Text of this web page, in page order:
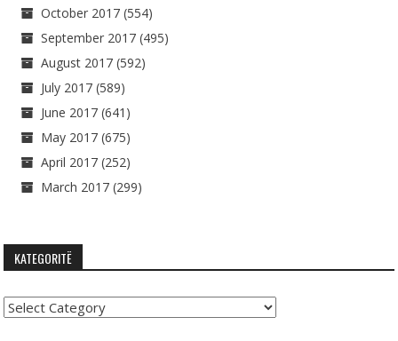
October 2017 (554)
September 2017 (495)
August 2017 (592)
July 2017 (589)
June 2017 (641)
May 2017 (675)
April 2017 (252)
March 2017 (299)
KATEGORITË
Kategoritë